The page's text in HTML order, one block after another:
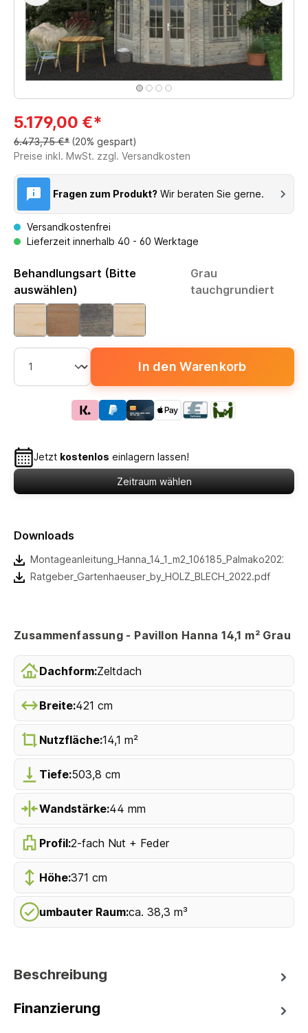
5.179,00 €*
6.473,75 €* (20% gespart)
Preise inkl. MwSt. zzgl. Versandkosten
Fragen zum Produkt? Wir beraten Sie gerne.
Versandkostenfrei
Lieferzeit innerhalb 40 - 60 Werktage
Behandlungsart (Bitte
auswählen)
Grau
tauchgrundiert
In den Warenkorb
Jetzt kostenlos einlagern lassen!
Zeitraum wählen
Downloads
Montageanleitung_Hanna_14_1_m2_106185_Palmako2022.pdf
Ratgeber_Gartenhaeuser_by_HOLZ_BLECH_2022.pdf
Zusammenfassung - Pavillon Hanna 14,1 m² Grau
Dachform:Zeltdach
Breite:421 cm
Nutzfläche:14,1 m²
Tiefe:503,8 cm
Wandstärke:44 mm
Profil:2-fach Nut + Feder
Höhe:371 cm
umbauter Raum:ca. 38,3 m³
Beschreibung
Finanzierung